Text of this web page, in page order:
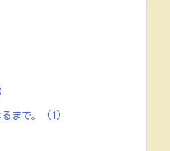
るまで。 (1)